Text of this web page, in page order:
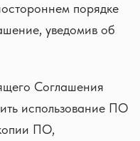
порядке
уведомив об
Соглашения
использование ПО
ПО,